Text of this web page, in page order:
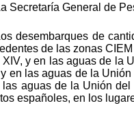
Secretaría General de
desembarques de
de las zonas
XIV, y en las aguas de la
y en las aguas de la
las aguas de la Unión
españoles, en los